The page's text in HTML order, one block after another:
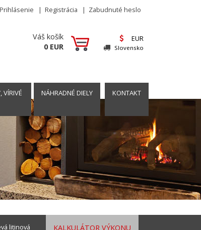
Prihlásenie | Registrácia | Zabudnuté heslo
Váš košík
0 EUR
EUR
Slovensko
VÍRIVÉ
NÁHRADNÉ DIELY KONTAKT
KALKULÁTOR VÝKONU
litinová